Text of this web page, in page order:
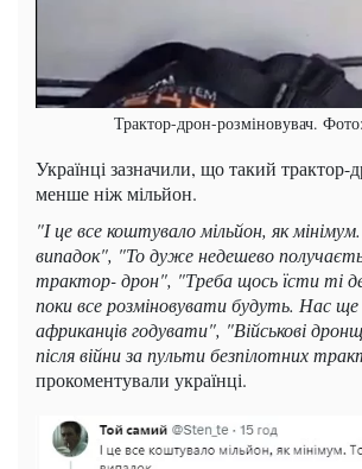
Трактор-дрон-розміновувач.
Українці зазначили, що такий трактор-
менше ніж мільйон.
"І це все коштувало мільйон, як
випадок", "То дуже недешево
трактор- дрон", "Треба щось їсти ті
поки все розміновувати будуть. Нас
африканців годувати", "Військові
після війни за пульти безпілотних
прокоментували українці.